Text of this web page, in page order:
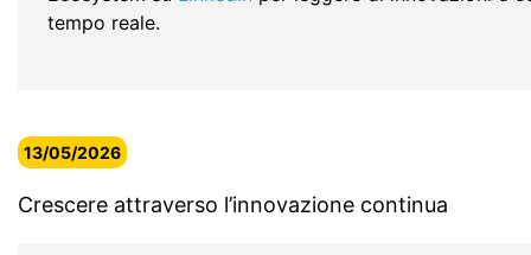
tempo reale.
13/05/2026
Crescere attraverso l’innovazione continua